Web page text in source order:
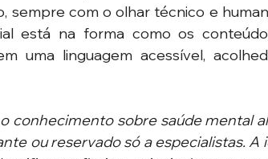
sempre com o olhar técnico e
está na forma como os
uma linguagem acessível,
conhecimento sobre saúde mental
ou reservado só a especialistas. A